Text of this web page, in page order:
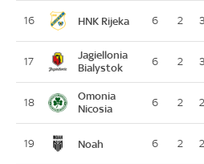
16 HNK Rijeka 6 2 3
17
Jagiellonia
Bialystok
6 2 3
18
Omonia
Nicosia
6 2 2
19 Noah 6 2 2